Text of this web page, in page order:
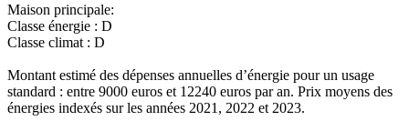
Maison principale:
Classe énergie : D
Classe climat : D
Montant estimé des dépenses annuelles d’énergie pour un usage
standard : entre 9000 euros et 12240 euros par an. Prix moyens des
énergies indexés sur les années 2021, 2022 et 2023.